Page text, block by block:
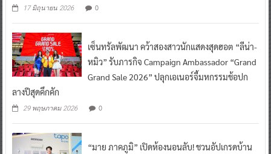
17 มิถุนายน 2026 0
เซ็นทรัลพัฒนา คว้าสองสาวนักแสดงสุดฮอต “ลีน่า-
หมิว” รับภารกิจ Campaign Ambassador “Grand
Grand Sale 2026” ปลุกเอเนอร์จี้มหกรรมช้อปก
ลางปีสุดคึกคัก
29 พฤษภาคม 2026 0
“มาย ภาคภูมิ” เปิดห้องนอนลับ! ชวนอัปเกรดบ้าน